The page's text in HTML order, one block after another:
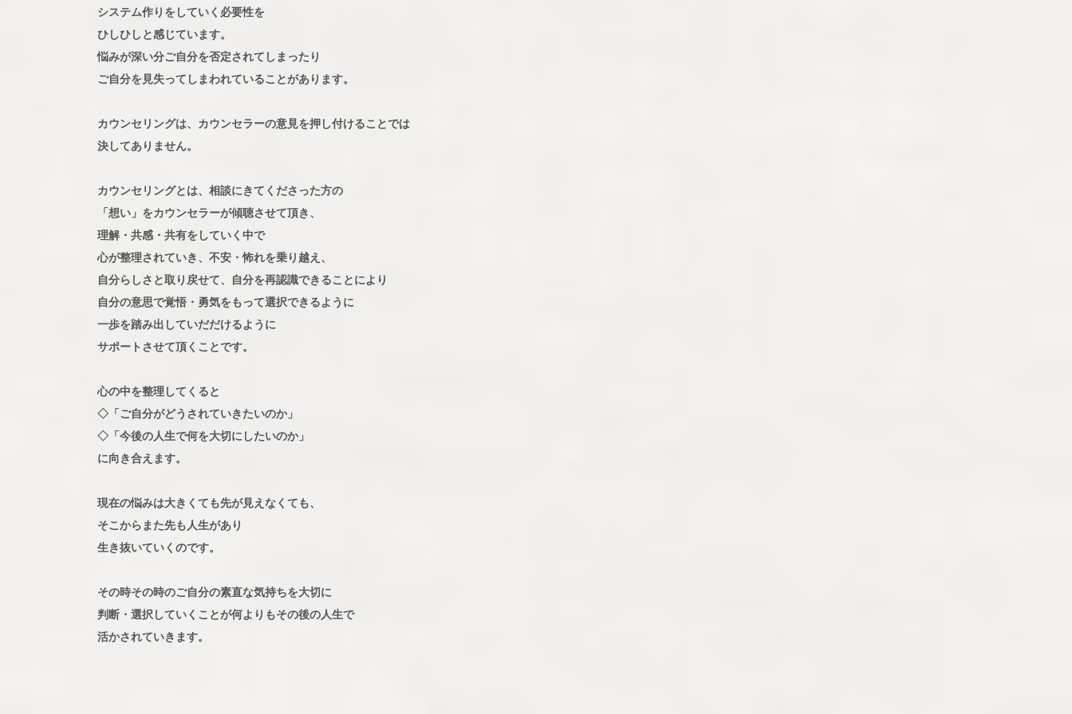
システム作りをしていく必要性を
ひしひしと感じています。
悩みが深い分ご自分を否定されてしまったり
ご自分を見失ってしまわれていることがあります。
カウンセリングは、カウンセラーの意見を押し付けることでは
決してありません。
カウンセリングとは、相談にきてくださった方の
「想い」をカウンセラーが傾聴させて頂き、
理解・共感・共有をしていく中で
心が整理されていき、不安・怖れを乗り越え、
自分らしさと取り戻せて、自分を再認識できることにより
自分の意思で覚悟・勇気をもって選択できるように
一歩を踏み出していだだけるように
サポートさせて頂くことです。
心の中を整理してくると
◇「ご自分がどうされていきたいのか」
◇「今後の人生で何を大切にしたいのか」
に向き合えます。
現在の悩みは大きくても先が見えなくても、
そこからまた先も人生があり
生き抜いていくのです。
その時その時のご自分の素直な気持ちを大切に
判断・選択していくことが何よりもその後の人生で
活かされていきます。